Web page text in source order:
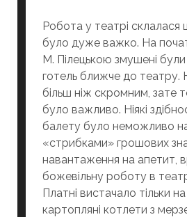
Робота у театрі склалася
було дуже важко. На
М. Пілецькою змушені
готель ближче до театру.
більш ніж скромним, зате
було важливо. Ніякі
балету було неможливо
«стрибками» грошових
навантаження на апетит,
божевільну роботу в
Платні вистачало тільки
картопляні котлети з